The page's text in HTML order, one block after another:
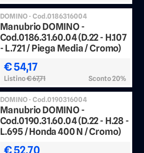
DOMINO - Cod.0186316004
Manubrio DOMINO -
Cod.0186.31.60.04 (D.22 - H.107
- L.721 / Piega Media / Cromo)
€ 54,17
Listino€ 67,71 Sconto 20%
DOMINO - Cod.0190316004
Manubrio DOMINO -
Cod.0190.31.60.04 (D.22 - H.28 -
L.695 / Honda 400 N / Cromo)
€ 52,70